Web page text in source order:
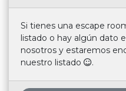
Si tienes una escape
listado o hay algún dato
nosotros y estaremos
nuestro listado
.